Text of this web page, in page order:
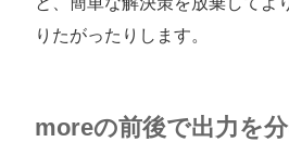
りたがったりします。
moreの前後で出力を